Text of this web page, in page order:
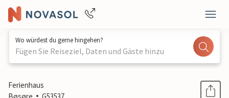
Wo würdest du gerne hingehen?
Fügen Sie Reiseziel, Daten und Gäste hinzu
1 / 21
Ferienhaus